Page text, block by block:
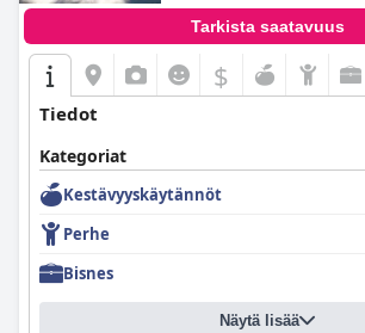
Tarkista saatavuus
$
Tiedot
Kategoriat
Kestävyyskäytännöt
Perhe
Bisnes
Näytä lisää